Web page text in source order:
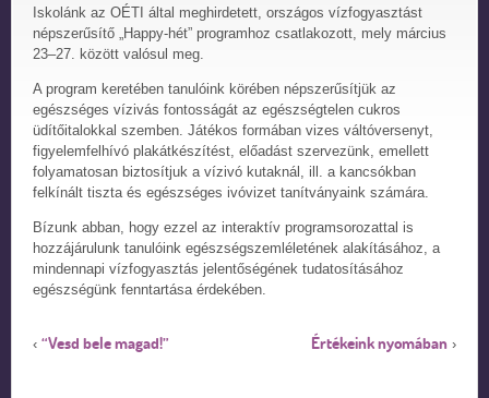
Iskolánk az OÉTI által meghirdetett, országos vízfogyasztást
népszerűsítő „Happy-hét” programhoz csatlakozott, mely március
23–27. között valósul meg.
A program keretében tanulóink körében népszerűsítjük az
egészséges vízivás fontosságát az egészségtelen cukros
üdítőitalokkal szemben. Játékos formában vizes váltóversenyt,
figyelemfelhívó plakátkészítést, előadást szervezünk, emellett
folyamatosan biztosítjuk a vízivó kutaknál, ill. a kancsókban
felkínált tiszta és egészséges ivóvizet tanítványaink számára.
Bízunk abban, hogy ezzel az interaktív programsorozattal is
hozzájárulunk tanulóink egészségszemléletének alakításához, a
mindennapi vízfogyasztás jelentőségének tudatosításához
egészségünk fenntartása érdekében.
‹ “Vesd bele magad!” Értékeink nyomában ›